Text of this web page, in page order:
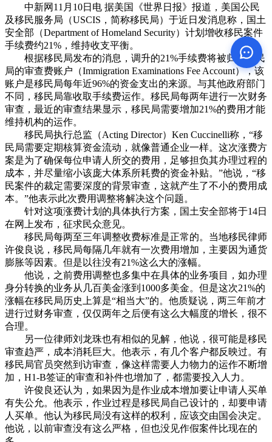
中新网11月10日电 据美国《世界日报》报道，美国公民
及移民服务局（USCIS，简称移民局）于近日发消息称，国土
安全部（Department of Homeland Security）计划增收移民案件
手续费约21%，维持收支平衡。
根据移民局发布的消息，调升的21%手续费将被归入移民
局的审查费账户（Immigration Examinations Fee Account），该
账户是移民局每年近96%的资金支出的来源。与其他政府部门
不同，移民局靠收取手续费运作。移民局每两年进行一次财务
审查，最近的审查结果显示，移民局需要增加21%的费用才能
维持机构的运作。
移民局执行总监（Acting Director）Ken Cuccinelli称，“移
民局需要定期核算资金流动，就像普通企业一样。这次涨费方
案是为了确保每位申请人所交的费用，足够担负其办理过程的
成本，并尽量缩小该庞大体系所耗费的资金补贴。”他说，“移
民案件的裁定需要深度的背景审查，这就产生了不小的费用成
本。”他表示此次费用调整将解决这个问题。
针对这项涨费计划的具体执行方案，国土安全部将于14日
在网上发布，征求民众意见。
移民局每两至三年调整收费标准是正常的。当地移民律师
许俊良说，移民局每隔几年就有一次费用增加，主要因为通货
膨胀等因素。但是以往没有21%这么大的涨幅。
他说，之前费用调整也多集中在具体的业务项目，如办理
身分转换的业务从几百美金涨到1000多美金。但是这次21%的
涨幅在移民局历史上算是“相当大”的。他质疑说，两三年前才
进行过财务审查，仅仅两年之后便有这么大幅度的增长，很不
合理。
另一位律师刘龙珠也有相似的见解，他说，很可能是移民
审查趋严，成本消耗巨大。他表示，有几个客户都反映过。有
移民局官员突然到访审查，像这样需要人力物力的运作不断增
加，H1-B签证的审查和补件也增加了，都需要投入人力。
许俊良还认为，如果因为是作业成本增加要让申请人买单
有失公允。他表示，作业过程是移民局自己设计的，却要申请
人买单。他认为移民局没有这样的权利，应该交由国会决定。
他说，以前审查没有这么严格，但也没见作假案件比现在的